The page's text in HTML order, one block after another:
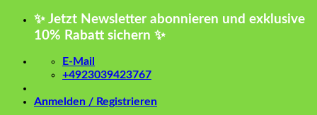
Zum
✨ Jetzt Newsletter abonnieren und exklusive
10% Rabatt sichern ✨
E-Mail
+4923039423767
Anmelden / Registrieren